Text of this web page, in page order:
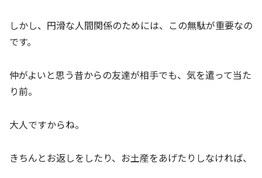
しかし、円滑な人間関係のためには、この無駄が重要なの
です。
仲がよいと思う昔からの友達が相手でも、気を遣って当た
り前。
大人ですからね。
きちんとお返しをしたり、お土産をあげたりしなければ、